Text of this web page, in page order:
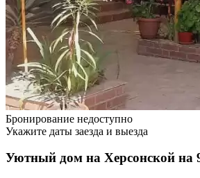
Бронирование недоступно
Укажите даты заезда и выезда
Уютный дом на Херсонской на